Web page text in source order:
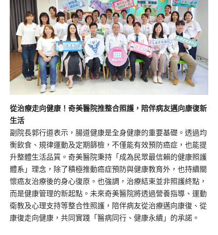
從治療走向健康！奇美醫院推整合照護，陪伴病友邁向康復新
生活
副院長郭行道表示，腸道健康是全身健康的重要基礎。透過均
衡飲食、規律運動及定期篩檢，不僅能有效預防癌症，也能提
升整體生活品質。奇美醫院秉持「成為民眾最信賴的健康照護
體系」理念，除了積極推動癌症預防與健康教育外，也持續關
懷癌友治療後的身心復原。也強調，治療結束並非照護終點，
而是健康管理的新起點。未來奇美醫院將透過營養指導、運動
衛教及心理支持等整合性照護，陪伴病友從治療邁向康復、從
康復走向健康，共同實踐「醫病同行、健康永續」的承諾。